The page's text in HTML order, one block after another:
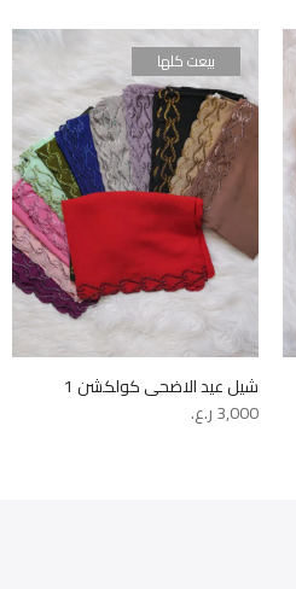
بيعت كلها
شيل عيد الاضحى كولكشن 1
3,000ر.ع.